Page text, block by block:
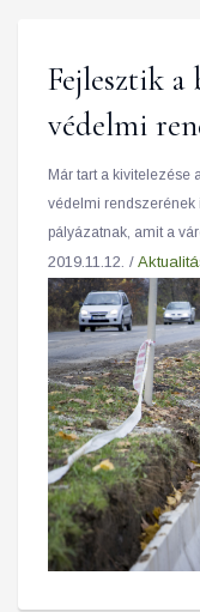
Fejlesztik a
védelmi
Már tart a kivitelezése
védelmi rendszerének
pályázatnak, amit a
2019.11.12. /